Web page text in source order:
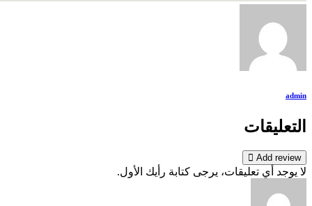
admin
التعليقات
Add review
لا يوجد أي تعليقات، يرجى كتابة رأيك الأول.